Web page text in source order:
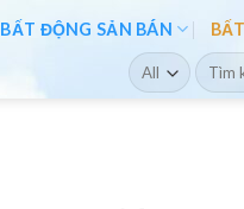
BẤT ĐỘNG SẢN BÁN
Search
for: